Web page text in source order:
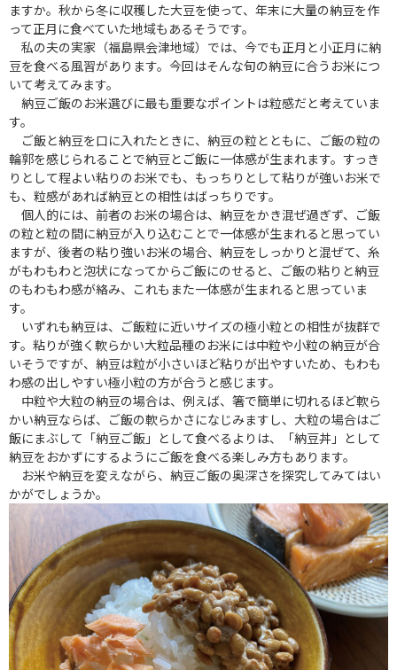
ますか。秋から冬に収穫した大豆を使って、年末に大量の納豆を作
って正月に食べていた地域もあるそうです。
私の夫の実家（福島県会津地域）では、今でも正月と小正月に納
豆を食べる風習があります。今回はそんな旬の納豆に合うお米につ
いて考えてみます。
納豆ご飯のお米選びに最も重要なポイントは粒感だと考えていま
す。
ご飯と納豆を口に入れたときに、納豆の粒とともに、ご飯の粒の
輪郭を感じられることで納豆とご飯に一体感が生まれます。すっき
りとして程よい粘りのお米でも、もっちりとして粘りが強いお米で
も、粒感があれば納豆との相性はばっちりです。
個人的には、前者のお米の場合は、納豆をかき混ぜ過ぎず、ご飯
の粒と粒の間に納豆が入り込むことで一体感が生まれると思ってい
ますが、後者の粘り強いお米の場合、納豆をしっかりと混ぜて、糸
がもわもわと泡状になってからご飯にのせると、ご飯の粘りと納豆
のもわもわ感が絡み、これもまた一体感が生まれると思っていま
す。
いずれも納豆は、ご飯粒に近いサイズの極小粒との相性が抜群で
す。粘りが強く軟らかい大粒品種のお米には中粒や小粒の納豆が合
いそうですが、納豆は粒が小さいほど粘りが出やすいため、もわも
わ感の出しやすい極小粒の方が合うと感じます。
中粒や大粒の納豆の場合は、例えば、箸で簡単に切れるほど軟ら
かい納豆ならば、ご飯の軟らかさになじみますし、大粒の場合はご
飯にまぶして「納豆ご飯」として食べるよりは、「納豆丼」として
納豆をおかずにするようにご飯を食べる楽しみ方もあります。
お米や納豆を変えながら、納豆ご飯の奥深さを探究してみてはい
かがでしょうか。